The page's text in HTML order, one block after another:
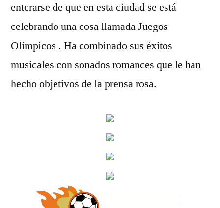
enterarse de que en esta ciudad se está
celebrando una cosa llamada Juegos
Olímpicos . Ha combinado sus éxitos
musicales con sonados romances que le han
hecho objetivos de la prensa rosa.